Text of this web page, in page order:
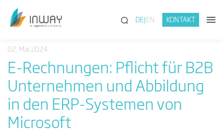
(SUCHE)
DE EN KONTAKT
02. Mai 2024
E-Rechnungen: Pflicht für B2B
Unternehmen und Abbildung
in den ERP-Systemen von
Microsoft